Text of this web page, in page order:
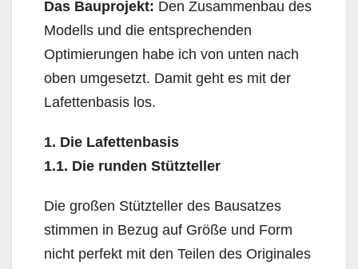
Das Bauprojekt: Den Zusammenbau des
Modells und die entsprechenden
Optimierungen habe ich von unten nach
oben umgesetzt. Damit geht es mit der
Lafettenbasis los.
1. Die Lafettenbasis
1.1. Die runden Stützteller
Die großen Stützteller des Bausatzes
stimmen in Bezug auf Größe und Form
nicht perfekt mit den Teilen des Originales